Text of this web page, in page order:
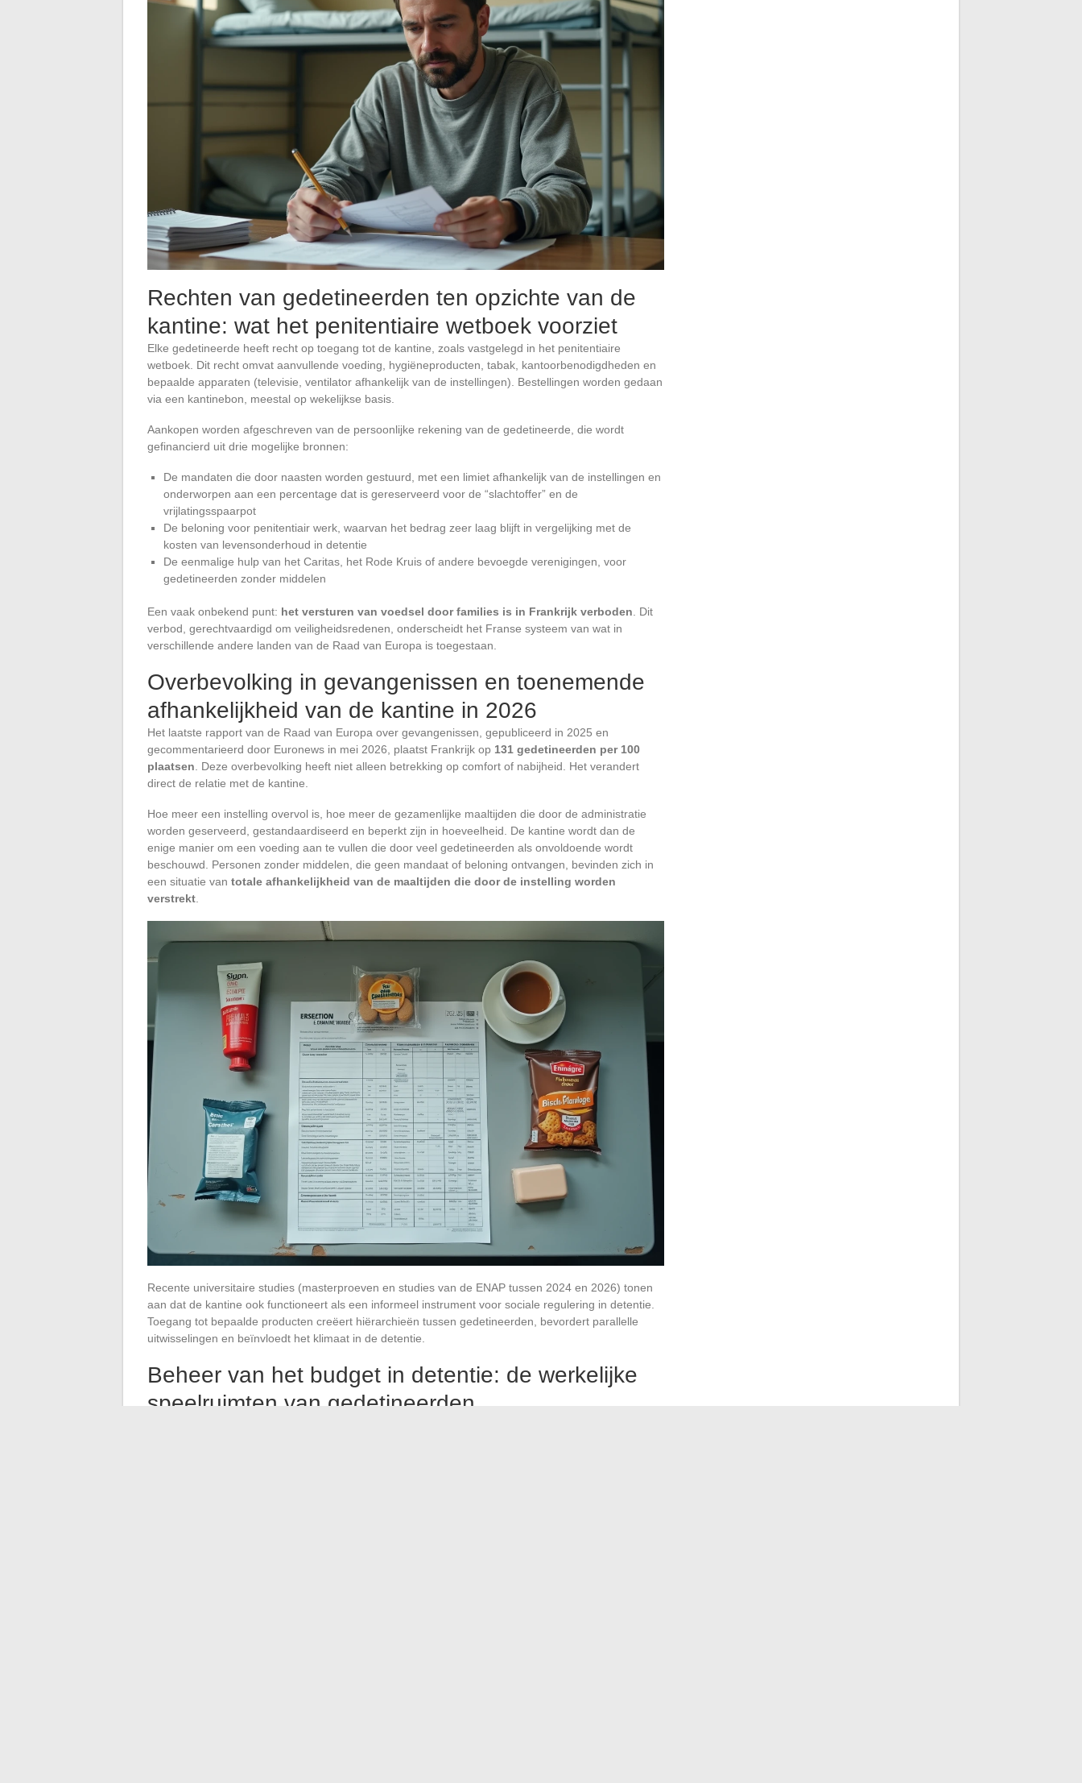
Rechten van gedetineerden ten opzichte van de
kantine: wat het penitentiaire wetboek voorziet
Elke gedetineerde heeft recht op toegang tot de kantine, zoals vastgelegd in het penitentiaire
wetboek. Dit recht omvat aanvullende voeding, hygiëneproducten, tabak, kantoorbenodigdheden en
bepaalde apparaten (televisie, ventilator afhankelijk van de instellingen). Bestellingen worden gedaan
via een kantinebon, meestal op wekelijkse basis.
Aankopen worden afgeschreven van de persoonlijke rekening van de gedetineerde, die wordt
gefinancierd uit drie mogelijke bronnen:
De mandaten die door naasten worden gestuurd, met een limiet afhankelijk van de instellingen en
onderworpen aan een percentage dat is gereserveerd voor de “slachtoffer” en de
vrijlatingsspaarpot
De beloning voor penitentiair werk, waarvan het bedrag zeer laag blijft in vergelijking met de
kosten van levensonderhoud in detentie
De eenmalige hulp van het Caritas, het Rode Kruis of andere bevoegde verenigingen, voor
gedetineerden zonder middelen
Een vaak onbekend punt: het versturen van voedsel door families is in Frankrijk verboden . Dit
verbod, gerechtvaardigd om veiligheidsredenen, onderscheidt het Franse systeem van wat in
verschillende andere landen van de Raad van Europa is toegestaan.
Overbevolking in gevangenissen en toenemende
afhankelijkheid van de kantine in 2026
Het laatste rapport van de Raad van Europa over gevangenissen, gepubliceerd in 2025 en
gecommentarieerd door Euronews in mei 2026, plaatst Frankrijk op 131 gedetineerden per 100
plaatsen . Deze overbevolking heeft niet alleen betrekking op comfort of nabijheid. Het verandert
direct de relatie met de kantine.
Hoe meer een instelling overvol is, hoe meer de gezamenlijke maaltijden die door de administratie
worden geserveerd, gestandaardiseerd en beperkt zijn in hoeveelheid. De kantine wordt dan de
enige manier om een voeding aan te vullen die door veel gedetineerden als onvoldoende wordt
beschouwd. Personen zonder middelen, die geen mandaat of beloning ontvangen, bevinden zich in
een situatie van totale afhankelijkheid van de maaltijden die door de instelling worden
verstrekt
Recente universitaire studies (masterproeven en studies van de ENAP tussen 2024 en 2026) tonen
aan dat de kantine ook functioneert als een informeel instrument voor sociale regulering in detentie.
Toegang tot bepaalde producten creëert hiërarchieën tussen gedetineerden, bevordert parallelle
uitwisselingen en beïnvloedt het klimaat in de detentie.
Beheer van het budget in detentie: de werkelijke
speelruimten van gedetineerden